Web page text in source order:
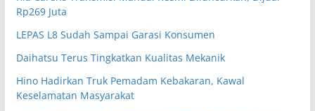
Rp269 Juta
LEPAS L8 Sudah Sampai Garasi Konsumen
Daihatsu Terus Tingkatkan Kualitas Mekanik
Hino Hadirkan Truk Pemadam Kebakaran, Kawal
Keselamatan Masyarakat